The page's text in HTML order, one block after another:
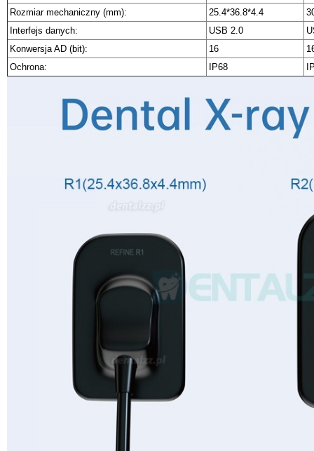
Rozmiar mechaniczny (mm):
25.4*36.8*4.4
Interfejs danych:
USB 2.0
Konwersja AD (bit):
16
Ochrona:
IP68